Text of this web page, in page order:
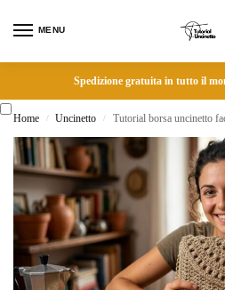
MENU
Spedizione gratuita in tutto il
Home / Uncinetto / Tutorial borsa uncinetto facile: